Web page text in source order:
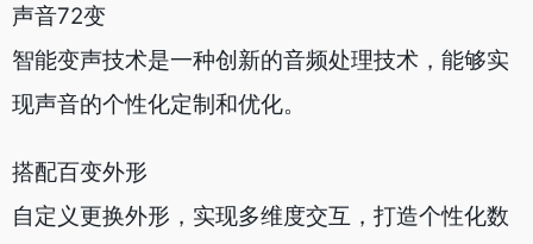
声音72变
智能变声技术是一种创新的音频处理技术，能够实
现声音的个性化定制和优化。
搭配百变外形
自定义更换外形，实现多维度交互，打造个性化数